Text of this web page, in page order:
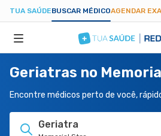
TUA SAÚDEBUSCAR MÉDICOAGENDAR
ESPECIALIDADES
HOSPITAIS
Geriatras no
Encontre médicos perto de você,
Geriatra